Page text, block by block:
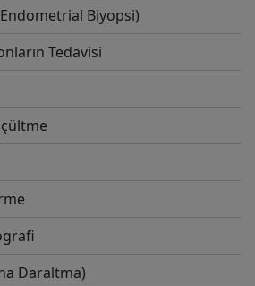
Biyopsi)
Tedavisi
Daraltma)